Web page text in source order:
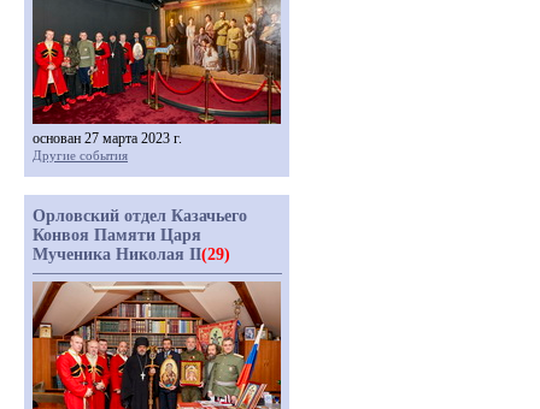
основан 27 марта 2023 г.
Другие события
Орловский отдел Казачьего
Конвоя Памяти Царя
Мученика Николая II(29)